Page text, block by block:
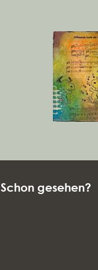
Schon gesehen?